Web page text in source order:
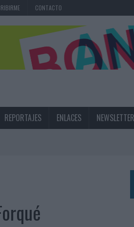
CONTACTO
REPORTAJES ENLACES NEWSLETTER